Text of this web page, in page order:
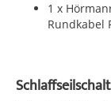
1 x
Rundkabel